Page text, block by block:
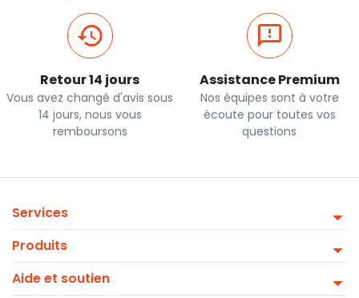
Retour 14 jours
Vous avez changé d'avis sous
14 jours, nous vous
remboursons
Assistance Premium
Nos équipes sont à votre
écoute pour toutes vos
questions
Services
Produits
Aide et soutien